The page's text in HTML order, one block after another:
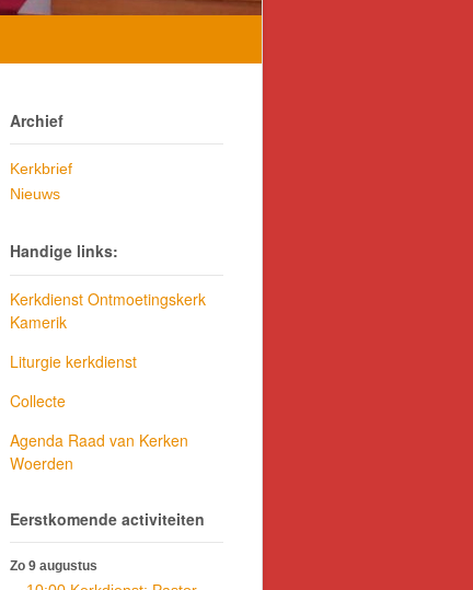
Archief
Kerkbrief
Nieuws
Handige links:
Kerkdienst Ontmoetingskerk
Kamerik
Liturgie kerkdienst
Collecte
Agenda Raad van Kerken
Woerden
Eerstkomende activiteiten
Zo 9 augustus